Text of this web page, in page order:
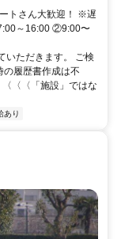
トさん大歓迎！ ※遅
～16:00 ②9:00〜
いただきます。 ご検
履歴書作成は不
〈〈「施設」ではな
あり